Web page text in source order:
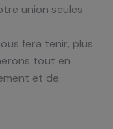
union seules
fera tenir, plus
tout en
et de